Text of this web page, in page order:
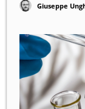
Giuseppe